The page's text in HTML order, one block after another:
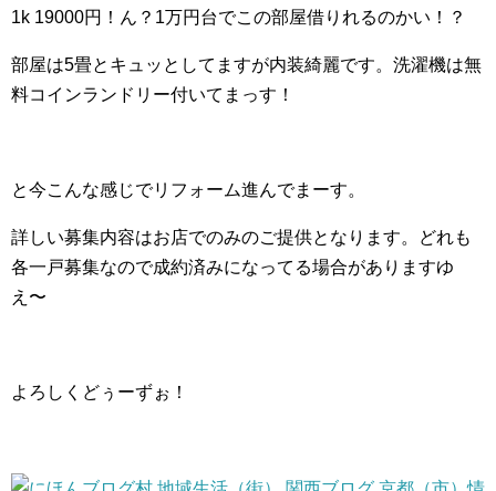
1k 19000円！ん？1万円台でこの部屋借りれるのかい！？
部屋は5畳とキュッとしてますが内装綺麗です。洗濯機は無
料コインランドリー付いてまっす！
と今こんな感じでリフォーム進んでまーす。
詳しい募集内容はお店でのみのご提供となります。どれも
各一戸募集なので成約済みになってる場合がありますゆ
え〜
よろしくどぅーずぉ！